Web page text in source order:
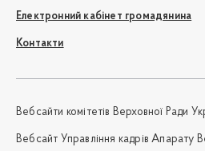
Електронний кабінет громадянина
Контакти
Вебсайти комітетів Верховної Ради
Вебсайт Управління кадрів Апарату